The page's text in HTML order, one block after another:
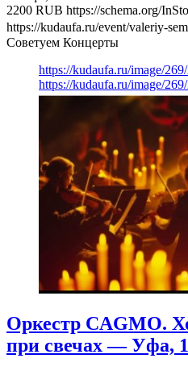
2200 RUB https://schema.org/
https://kudaufa.ru/event/valeriy-
Советуем Концерты
https://kudaufa.ru/image/
https://kudaufa.ru/image/
Оркестр CAGMO.
при свечах — Уфа,